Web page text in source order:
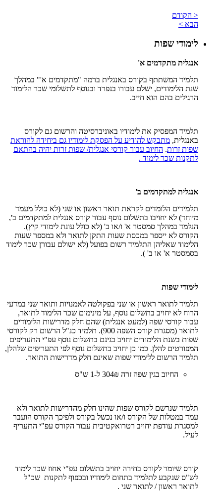
< הקודם
הבא >
לימודי שפות
אנגלית מתקדמים א'
תלמיד המשתתף בקורס באנגלית ברמה "מתקדמים א'" במהלך
שנת הלימודים, ישלם עבורו בנפרד ובנוסף לתשלומי שכר הלימוד
הרגילים בהם הוא חייב.
תלמיד המפסיק את לימודיו באוניברסיטה והרשום גם לקורס
באנגלית, מתבקש להודיע על הפסקת לימודיו גם ביחידה להוראת
שפות זרות. החיוב עבור קורסי אנגלית/ שפות זרות יהיה בהתאם
לתקנות שכר לימוד .
אנגלית למתקדמים ב'
תלמידים הלומדים לקראת תואר ראשון או שני (לא כולל מעמד
מיוחד) לא יחויבו בתשלום נוסף עבור קורס אנגלית למתקדמים ב',
הנלמד במהלך סמסטר א' ו/או ב' (לא כולל עונת לימודי קיץ).
הקורס לא ייספר במכסת שעות התקן לתואר ולא במספר שעות
הלימוד שאליהן התלמיד רשום בפועל (לא ישולם עבורן שכר לימוד
בסמסטר א' או ב' ).
לימודי שפות
תלמיד לתואר ראשון או שני בפקולטה לאמנויות ותואר שני במדעי
הרוח לא יחויב בתשלום נוסף, על מינימום שכר הלימוד לתואר,
עבור קורסי שפה (למעט אנגלית) שהם חלק מדרישות הלימודים
לתואר (מסגרת קורס השפה 900). תלמיד כנ"ל הרשום רק לקורסי
שפות בשנת הלימודים יחויב בגינם בתשלום נוסף עפ"י התעריפים
המפורטים להלן. כמו כן יחויב בתשלום נוסף לפי התעריפים שלהלן,
תלמיד הרשום ללימודי שפות שאינם חלק מדרישות התואר.
החיוב בגין שפה זרה 304₪ ל-1 ש"ס
תלמיד שנרשם לקורס שפות שהינו חלק מהדרישות לתואר ולא
עמד במטלות של הקורס ו/או נכשל בקורס ולפיכך הקורס הועבר
למסגרת עודפת יחויב רטרואקטיבית עבור הקורס עפ"י התעריף
לעיל.
קורס שיומר לקורס בחירה יחויב בתשלום עפ"י אחוז שכר לימוד
לש"ס שנקבע לתלמיד בתחום לימודיו ובכפוף לתקנות שכ"ל
לתואר ראשון / לתואר שני .